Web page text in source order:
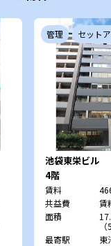
管理 セット
池袋東栄ビル
4階
賃料
共益費
賃
面積
最寄駅
東